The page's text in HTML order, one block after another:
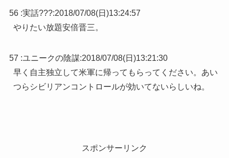
56 :実話???:2018/07/08(日)13:24:57
やりたい放題安倍晋三。
57 :ユニークの陰謀:2018/07/08(日)13:21:30
早く自主独立して米軍に帰ってもらってください。あい
つらシビリアンコントロールが効いてないらしいね。
スポンサーリンク